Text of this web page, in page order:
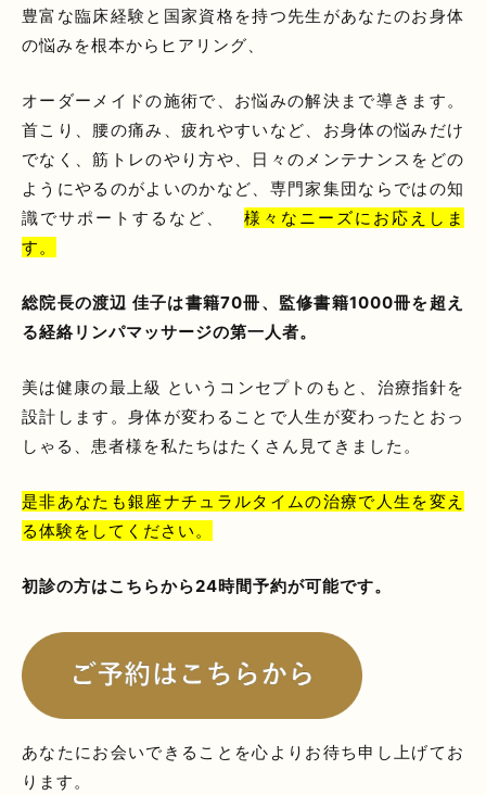
豊富な臨床経験と国家資格を持つ先生があなたのお身体
の悩みを根本からヒアリング、
オーダーメイドの施術で、お悩みの解決まで導きます。
首こり、腰の痛み、疲れやすいなど、お身体の悩みだけ
でなく、筋トレのやり方や、日々のメンテナンスをどの
ようにやるのがよいのかなど、専門家集団ならではの知
識でサポートするなど、 様々なニーズにお応えしま
す。
総院長の渡辺 佳子は書籍70冊、監修書籍1000冊を超え
る経絡リンパマッサージの第一人者。
美は健康の最上級 というコンセプトのもと、治療指針を
設計します。身体が変わることで人生が変わったとおっ
しゃる、患者様を私たちはたくさん見てきました。
是非あなたも銀座ナチュラルタイムの治療で人生を変え
る体験をしてください。
初診の方はこちらから24時間予約が可能です。
あなたにお会いできることを心よりお待ち申し上げてお
ります。